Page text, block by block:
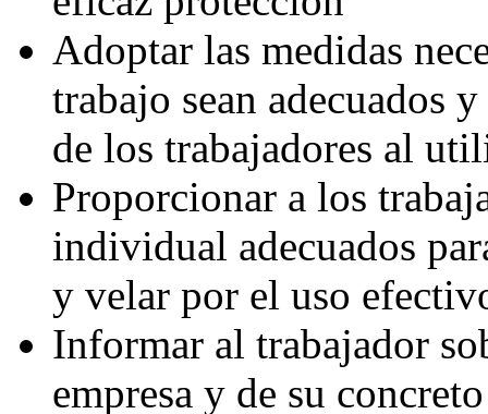
Adoptar las medidas
trabajo sean adecuados
de los trabajadores al
Proporcionar a los
individual adecuados
y velar por el uso
Informar al trabajador
empresa y de su